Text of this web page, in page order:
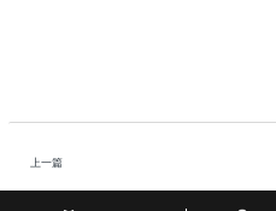
上一篇